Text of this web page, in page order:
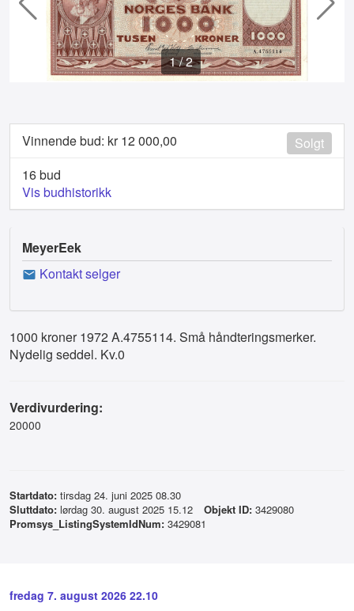
1/2
Solgt
Vinnende bud: kr12 000,00
16 bud
Vis budhistorikk
MeyerEek
Kontakt selger
1000 kroner 1972 A.4755114. Små håndteringsmerker.
Nydelig seddel. Kv.0
Verdivurdering:
20000
Startdato: tirsdag 24. juni 2025 08.30
Sluttdato: lørdag 30. august 2025 15.12 Objekt ID: 3429080
Promsys_ListingSystemIdNum: 3429081
fredag 7. august 2026 22.10